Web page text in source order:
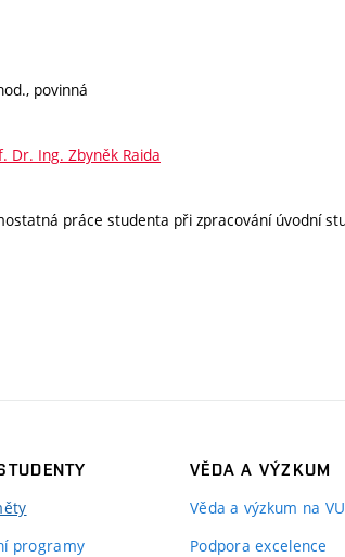
povinná
Dr. Ing. Zbyněk Raida
práce studenta při zpracování úvodní
programy
VĚDA A VÝZKUM
Věda a výzkum na
Podpora excelence